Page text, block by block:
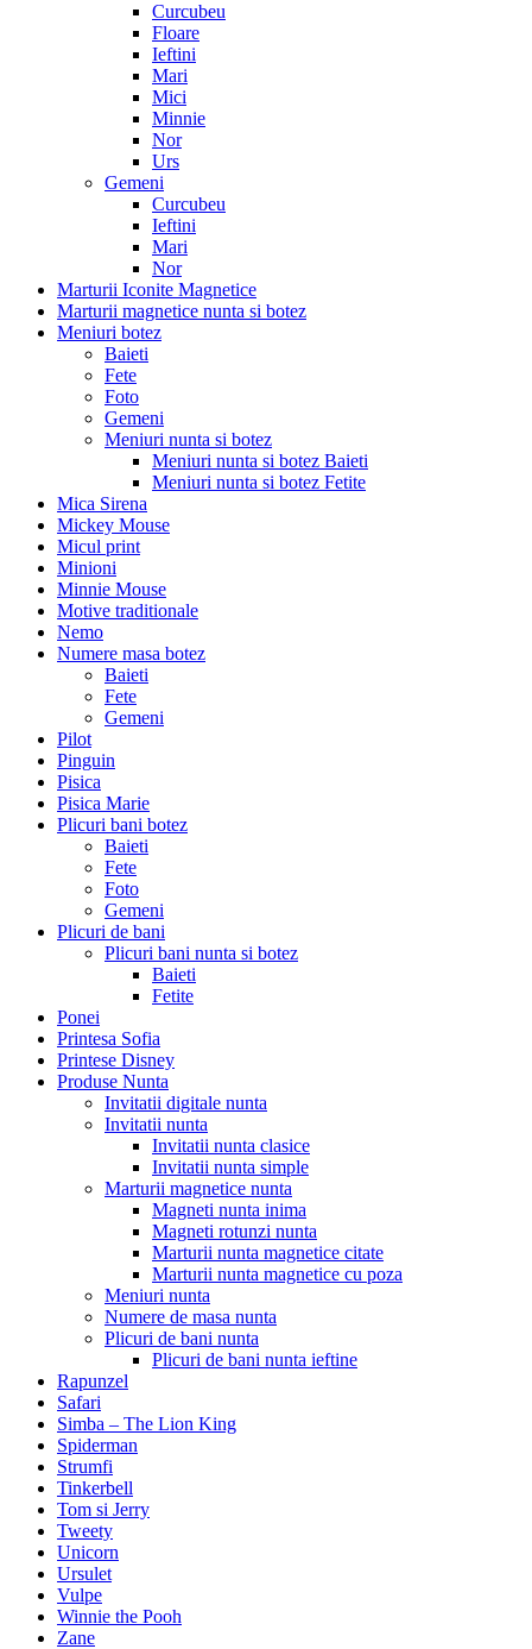
Curcubeu
Floare
Ieftini
Mari
Mici
Minnie
Nor
Urs
Gemeni
Curcubeu
Ieftini
Mari
Nor
Marturii Iconite Magnetice
Marturii magnetice nunta si botez
Meniuri botez
Baieti
Fete
Foto
Gemeni
Meniuri nunta si botez
Meniuri nunta si botez Baieti
Meniuri nunta si botez Fetite
Mica Sirena
Mickey Mouse
Micul print
Minioni
Minnie Mouse
Motive traditionale
Nemo
Numere masa botez
Baieti
Fete
Gemeni
Pilot
Pinguin
Pisica
Pisica Marie
Plicuri bani botez
Baieti
Fete
Foto
Gemeni
Plicuri de bani
Plicuri bani nunta si botez
Baieti
Fetite
Ponei
Printesa Sofia
Printese Disney
Produse Nunta
Invitatii digitale nunta
Invitatii nunta
Invitatii nunta clasice
Invitatii nunta simple
Marturii magnetice nunta
Magneti nunta inima
Magneti rotunzi nunta
Marturii nunta magnetice citate
Marturii nunta magnetice cu poza
Meniuri nunta
Numere de masa nunta
Plicuri de bani nunta
Plicuri de bani nunta ieftine
Rapunzel
Safari
Simba – The Lion King
Spiderman
Strumfi
Tinkerbell
Tom si Jerry
Tweety
Unicorn
Ursulet
Vulpe
Winnie the Pooh
Zane